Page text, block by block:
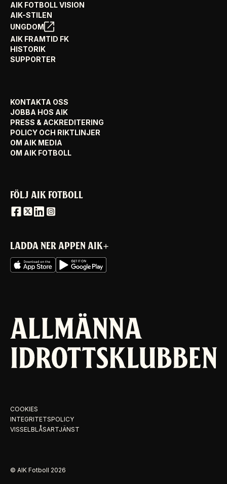
AIK FOTBOLL VISION
AIK-STILEN
UNGDOM
AIK FRAMTID FK
HISTORIK
SUPPORTER
KONTAKTA OSS
JOBBA HOS AIK
PRESS & ACKREDITERING
POLICY OCH RIKTLINJER
OM AIK MEDIA
OM AIK FOTBOLL
FÖLJ AIK FOTBOLL
LADDA NER APPEN AIK+
COOKIES
INTEGRITETSPOLICY
VISSELBLÅSARTJÄNST
© AIK Fotboll 2026